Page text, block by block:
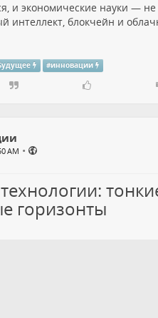
и экономические науки —
интеллект, блокчейн и
#инновации
AM •
горизонты